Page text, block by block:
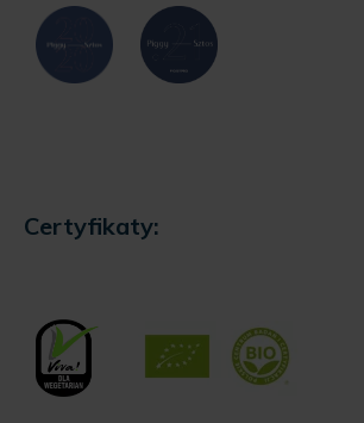
Certyfikaty: